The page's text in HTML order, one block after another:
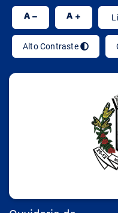
Seção de atalhos
A A
Alto Contraste